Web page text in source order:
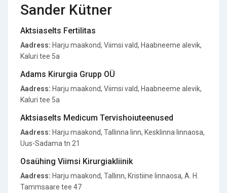
Sander Kütner
Aktsiaselts Fertilitas
Aadress: Harju maakond, Viimsi vald, Haabneeme alevik,
Kaluri tee 5a
Adams Kirurgia Grupp OÜ
Aadress: Harju maakond, Viimsi vald, Haabneeme alevik,
Kaluri tee 5a
Aktsiaselts Medicum Tervishoiuteenused
Aadress: Harju maakond, Tallinna linn, Kesklinna linnaosa,
Uus-Sadama tn 21
Osaühing Viimsi Kirurgiakliinik
Aadress: Harju maakond, Tallinn, Kristiine linnaosa, A. H.
Tammsaare tee 47